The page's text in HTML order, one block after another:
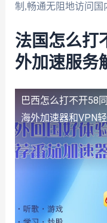
制,畅通无阻地访问国
法国怎么打
外加速服务
巴西怎么打不开58
海外加速器和VPN